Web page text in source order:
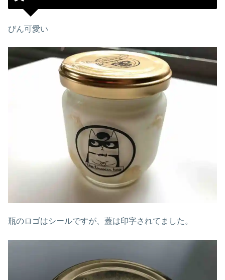
びん可愛い
瓶のロゴはシールですが、蓋は印字されてました。